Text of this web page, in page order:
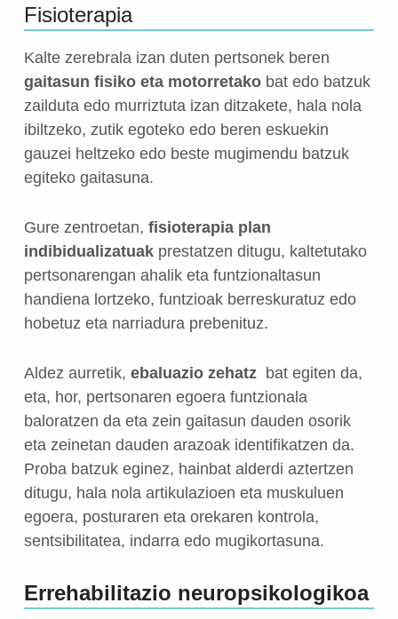
Fisioterapia
Kalte zerebrala izan duten pertsonek beren
gaitasun fisiko eta motorretako bat edo batzuk
zailduta edo murriztuta izan ditzakete, hala nola
ibiltzeko, zutik egoteko edo beren eskuekin
gauzei heltzeko edo beste mugimendu batzuk
egiteko gaitasuna.
Gure zentroetan, fisioterapia plan
indibidualizatuakprestatzen ditugu, kaltetutako
pertsonarengan ahalik eta funtzionaltasun
handiena lortzeko, funtzioak berreskuratuz edo
hobetuz eta narriadura prebenituz.
Aldez aurretik, ebaluazio zehatz bat egiten da,
eta, hor, pertsonaren egoera funtzionala
baloratzen da eta zein gaitasun dauden osorik
eta zeinetan dauden arazoak identifikatzen da.
Proba batzuk eginez, hainbat alderdi aztertzen
ditugu, hala nola artikulazioen eta muskuluen
egoera, posturaren eta orekaren kontrola,
sentsibilitatea, indarra edo mugikortasuna.
Errehabilitazio neuropsikologikoa